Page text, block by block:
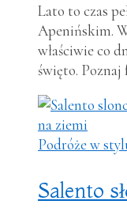
Lato to czas
Apenińskim.
właściwie co
święto.
Podróże w
Salento